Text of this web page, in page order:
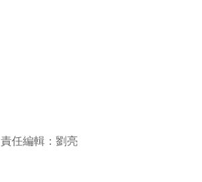
責任編輯：劉亮